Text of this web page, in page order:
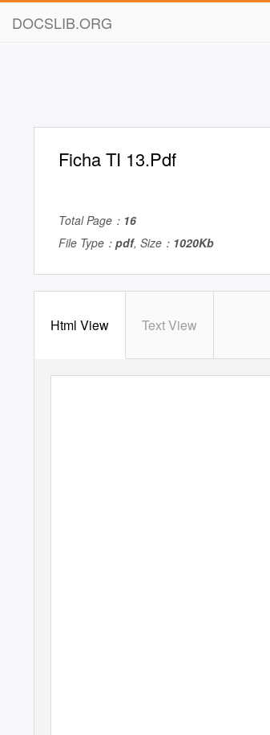
DOCSLIB.ORG
Ficha TI 13.Pdf
Total Page： 16
File Type： pdf, Size： 1020Kb
Html View Text View